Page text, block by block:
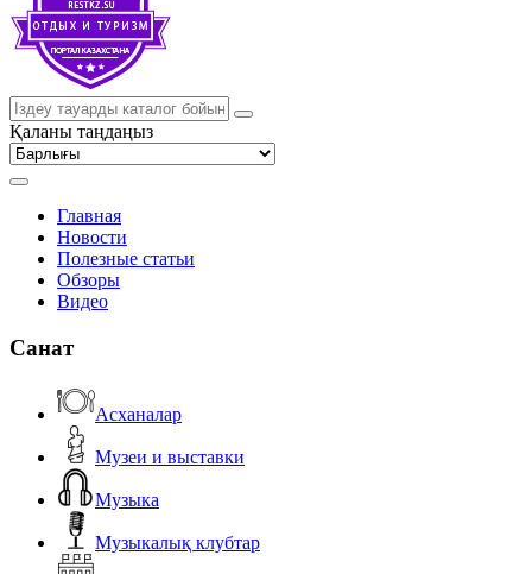
Қаланы таңдаңыз
Главная
Новости
Полезные статьи
Обзоры
Видео
Санат
Асханалар
Музеи и выставки
Музыка
Музыкалық клубтар